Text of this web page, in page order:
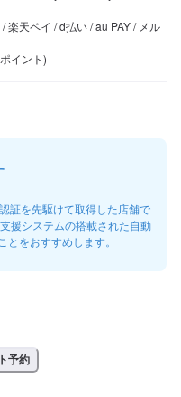
楽天ペイ / d払い / au PAY / メル
イント)
証を先駆けて取得した店舗で
援システムの搭載された自動
をおすすめします。
予約